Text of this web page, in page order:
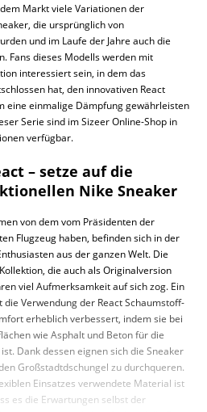
Markt viele Variationen der
die ursprünglich von
und im Laufe der Jahre auch die
Fans dieses Modells werden mit
interessiert sein, in dem das
hat, den innovativen React
eine einmalige Dämpfung gewährleisten
Serie sind im Sizeer Online-Shop in
verfügbar.
– setze auf die
Nike Sneaker
von dem vom Präsidenten der
Flugzeug haben, befinden sich in der
aus der ganzen Welt. Die
die auch als Originalversion
viel Aufmerksamkeit auf sich zog. Ein
Verwendung der React Schaumstoff-
erheblich verbessert, indem sie bei
wie Asphalt und Beton für die
Dank dessen eignen sich die Sneaker
Großstadtdschungel zu durchqueren.
Einsatzes verwendete Material ist
es die Erwartungen selbst der